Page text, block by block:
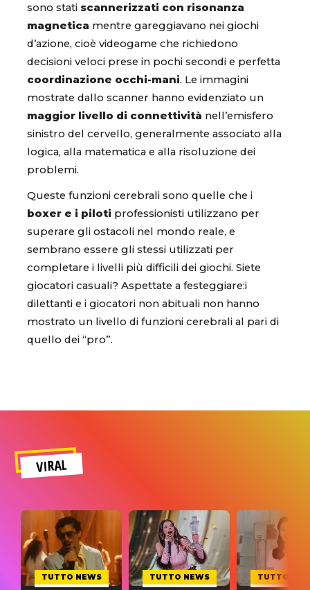
sono stati scannerizzati con risonanza
magnetica mentre gareggiavano nei giochi
d’azione, cioè videogame che richiedono
decisioni veloci prese in pochi secondi e perfetta
coordinazione occhi-mani. Le immagini
mostrate dallo scanner hanno evidenziato un
maggior livello di connettività nell’emisfero
sinistro del cervello, generalmente associato alla
logica, alla matematica e alla risoluzione dei
problemi.
Queste funzioni cerebrali sono quelle che i
boxer e i piloti professionisti utilizzano per
superare gli ostacoli nel mondo reale, e
sembrano essere gli stessi utilizzati per
completare i livelli più difficili dei giochi. Siete
giocatori casuali? Aspettate a festeggiare:i
dilettanti e i giocatori non abituali non hanno
mostrato un livello di funzioni cerebrali al pari di
quello dei “pro”.
VIRAL
TUTTO NEWS TUTTO NEWS TUTTO